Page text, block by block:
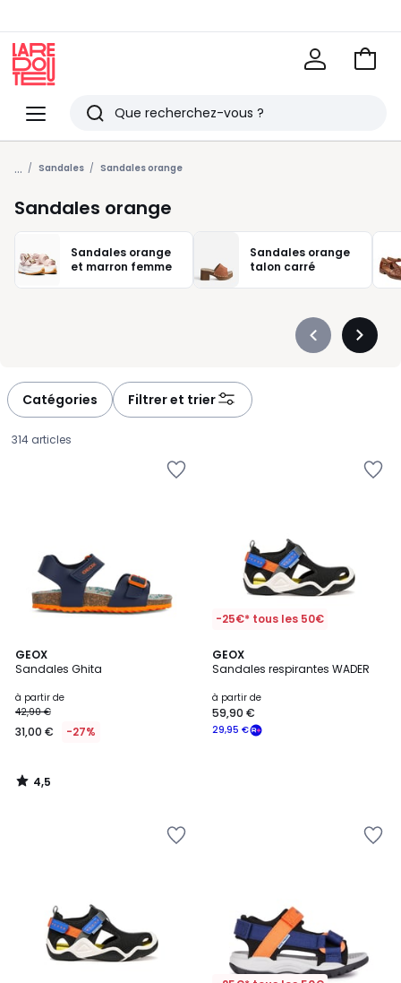
Menu
Redoute
Rechercher
Derniers
articles
vus
Voir
... Sandales Sandales orange
Sandales orange
Sandales orange
et marron femme
Sandales orange
talon carré
Précédent
Catégories Filtrer et trier
314 articles
GEOX
Sandales Ghita
Prix
à
partir
31,00
€
réduction
appliquée.
à partir de
42,90 €
31,00 € -27%
4,5
/ 5
4,5
/
-25€* tous les 50€
GEOX
Sandales respirantes WADER
à partir de
29,95 €
59,90 €